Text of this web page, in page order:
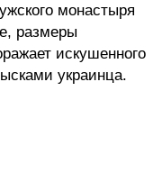
монастыря
размеры
искушенного
украинца.